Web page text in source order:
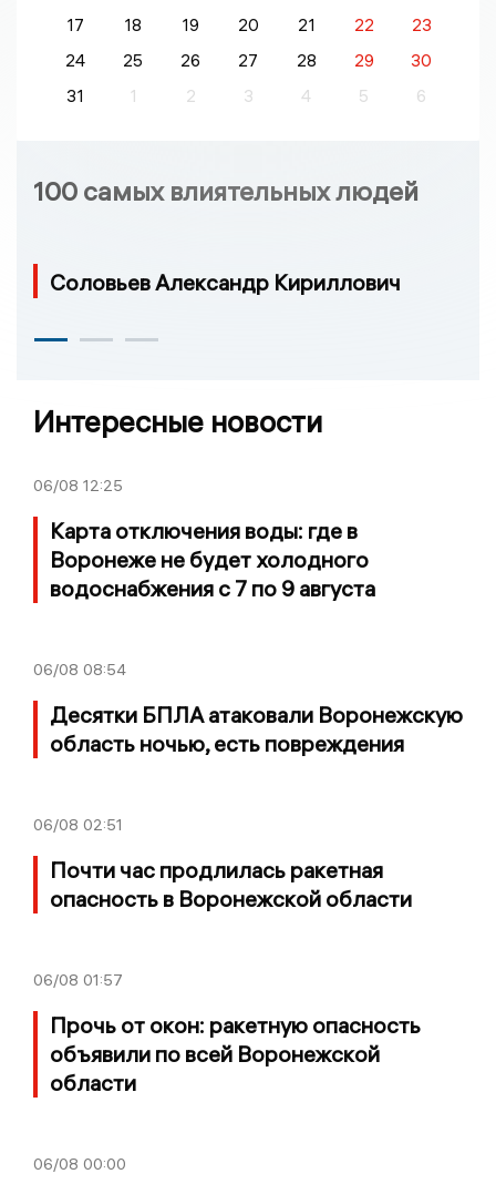
17
18 19 20 21 22
23
24
25 26 27 28 29
30
31
1 2 3 4 5 6
100 самых влиятельных людей
Соловьев Александр Кириллович
Интересные новости
06/08 12:25
Карта отключения воды: где в
Воронеже не будет холодного
водоснабжения с 7 по 9 августа
06/08 08:54
Десятки БПЛА атаковали Воронежскую
область ночью, есть повреждения
06/08 02:51
Почти час продлилась ракетная
опасность в Воронежской области
06/08 01:57
Прочь от окон: ракетную опасность
объявили по всей Воронежской
области
06/08 00:00